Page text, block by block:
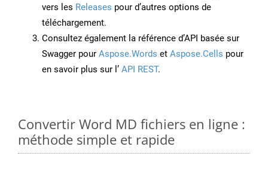
vers les Releases pour d’autres options de
téléchargement.
Consultez également la référence d’API basée sur
Swagger pour Aspose.Words et Aspose.Cells pour
en savoir plus sur l’ API REST.
Convertir Word MD fichiers en ligne :
méthode simple et rapide